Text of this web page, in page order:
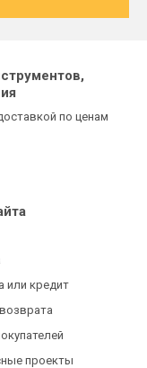
по ценам
или кредит
проекты